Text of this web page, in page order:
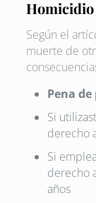
Según el
muerte de
Pena
Si
derecho
Si
derecho
años